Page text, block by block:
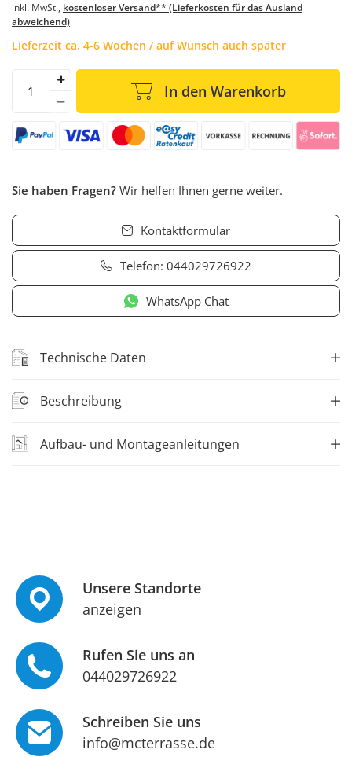
inkl. MwSt., kostenloser Versand** (Lieferkosten für das Ausland
abweichend)
Lieferzeit ca. 4-6 Wochen / auf Wunsch auch später
In den Warenkorb
Sie haben Fragen? Wir helfen Ihnen gerne weiter.
Kontaktformular
Telefon: 044029726922
WhatsApp Chat
Technische Daten
Beschreibung
Aufbau- und Montageanleitungen
Unsere Standorte
anzeigen
Rufen Sie uns an
044029726922
Schreiben Sie uns
info@mcterrasse.de